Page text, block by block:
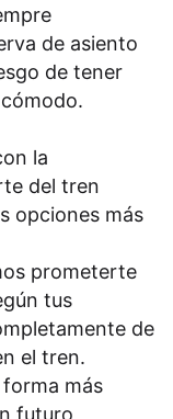
de asiento
de tener
la
del tren
opciones más
prometerte
tus
de
el tren.
más
futuro